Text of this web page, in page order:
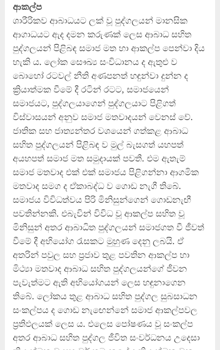
ආකල්ප
ශාරීරිකව ආබාධයට ලක් වූ පුද්ගලයන් මානසික
ආගාධයට ඇද දමන කරුණක් ලෙස ආබාධ සහිත
පුද්ගලයන් පිළිබඳ සමාජ මත හා ආකල්ප පෙන්වා දිය
හැකි ය. ලෝක සෞඛ්‍ය සංවිධානය ද ඇතුළු ව
බොහෝ රටවල් නීති අණපනත් හඳුන්වා දුන්න ද
ක්‍රියාත්මක වීමේ දී රටින් රටට, සමාජයෙන්
සමාජයට, පුද්ගලයාගෙන් පුද්ගලයාට පිළිගත්
විස්වාසයන් අනුව සමාජ මතවාදයන් වෙනස් වේ.
ජාතික සහ ජාත්‍යන්තර වශයෙන් ගත්කළ ආබාධ
සහිත පුද්ගලයන් පිළිබඳ ව මුල් බැසගත් යහපත්
අයහපත් සමාජ මත සමුදායක් පවතී. එම ඇතැම්
සමාජ මතවාද එක් එක් සමාජය පිළිගන්නා ආගමික
මතවාද සමග ද ඒකාබද්ධ ව ගොඩ නැගී තිබේ.
සමාජය විවිධත්වය පිරි මිනිසුන්ගෙන් ගොඩනැඟී
පවතින්නකි. එබැවින් විවිධ වූ ආකල්ප සහිත වූ
මිනිසුන් අතර ආබාධිත පුද්ගලයන් සමාජගත වී ජීවත්
වීමේ දී අභියෝග රැසකට මුහුණ දෙනු ලබයි. ඒ
අතරින් පවුල සහ ප්‍රජාව තුළ පවතින ආකල්ප හා
මිථ්‍යා මතවාද ආබාධ සහිත පුද්ගලයන්ගේ ජීවන
පැවැත්මට ඇති අභියෝගයන් ලෙස හඳුනාගෙන
තිබේ. ලෝකය තුළ ආබාධ සහිත පුද්ගල සුබසාධන
සංකල්පය ද ගොඩ නැඟෙන්නේ සමාජ ආකල්පවල
ප්‍රතිඵලයක් ලෙස ය. එලෙස පෝෂණය වූ සංකල්ප
අතර ආබාධ සහිත පුද්ගල ජීවිත සංවර්ධනය උදෙසා